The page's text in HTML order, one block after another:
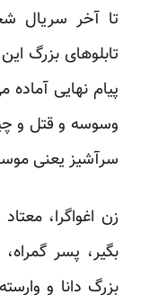
تا آخر سریال
تابلوهای بزرگ
پیام نهایی
وسوسه و قتل و
سرآشیز یعنی
زن اغواگرا،
بگیر، پسر
بزرگ دانا و